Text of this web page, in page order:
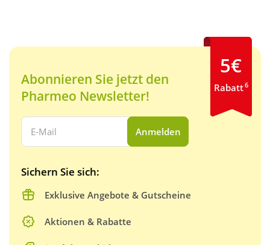
Abonnieren Sie jetzt den
Pharmeo Newsletter!
Ihre E-Mail Adresse:
Anmelden
Sichern Sie sich:
Exklusive Angebote & Gutscheine
Aktionen & Rabatte
5€
Rabatt6